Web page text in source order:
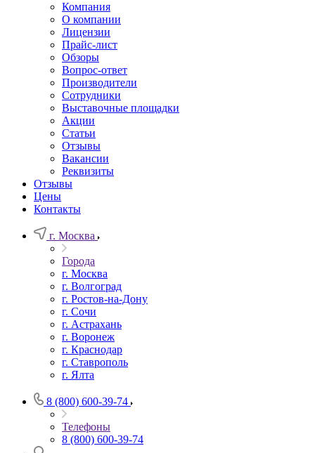
Компания
О компании
Лицензии
Прайс-лист
Обзоры
Вопрос-ответ
Производители
Сотрудники
Выставочные площадки
Акции
Статьи
Отзывы
Вакансии
Реквизиты
Отзывы
Цены
Контакты
г. Москва
Города
г. Москва
г. Волгоград
г. Ростов-на-Дону
г. Сочи
г. Астрахань
г. Воронеж
г. Краснодар
г. Ставрополь
г. Ялта
8 (800) 600-39-74
Телефоны
8 (800) 600-39-74